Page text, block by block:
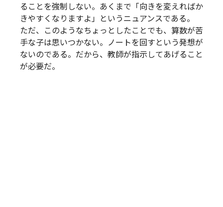
ることを強制しない。あくまで「向きを変えればか
きやすくなりますよ」というニュアンスである。
ただ、このようなちょっとしたことでも、算数が苦
手な子は思いつかない。ノートを回すという発想が
ないのである。だから、教師が指示してあげること
が必要だ。